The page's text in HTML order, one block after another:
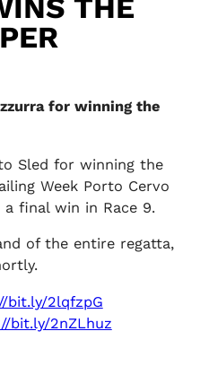
THE
for winning the
Sled for winning the
Week Porto Cervo
final win in Race 9.
of the entire regatta,
bit.ly/2lqfzpG
bit.ly/2nZLhuz